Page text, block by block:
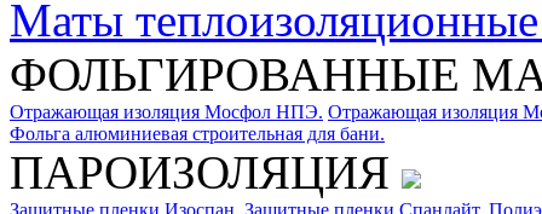
Маты
ФОЛЬГИРОВАННЫЕ
Отражающая изоляция Мосфол НПЭ. Отражающая изоляция
Фольга алюминиевая строительная для бани.
ПАРОИЗОЛЯЦИЯ
Защитные пленки Изоспан. Защитные пленки Спанлайт.